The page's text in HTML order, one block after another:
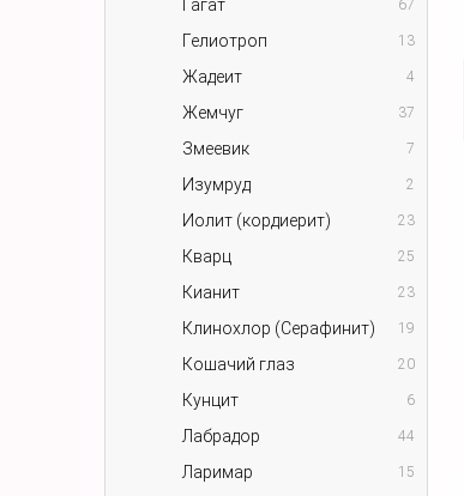
Гагат 67
Гелиотроп 13
Жадеит 4
Жемчуг 37
Змеевик 7
Изумруд 2
Иолит (кордиерит) 23
Кварц 25
Кианит 23
Клинохлор (Серафинит) 19
Кошачий глаз 20
Кунцит 6
Лабрадор 44
Ларимар 15